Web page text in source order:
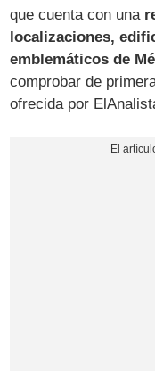
que cuenta con una
localizaciones,
emblemáticos de
comprobar de
ofrecida por